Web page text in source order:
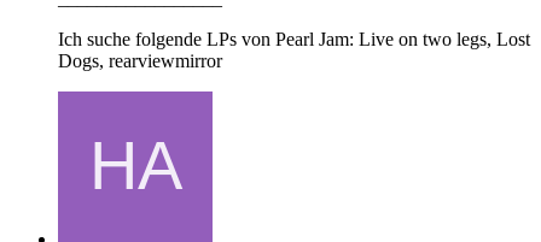
Ich suche folgende LPs von Pearl Jam: Live on two legs, Lost
Dogs, rearviewmirror